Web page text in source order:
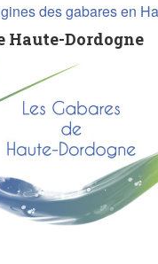
des gabares en
Haute-Dordogne